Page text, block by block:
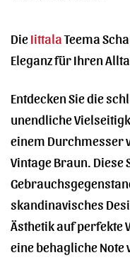
DieIittalaTeema
Eleganz für Ihren
Entdecken Sie die
unendliche
einem Durchmesser
Vintage Braun. Diese
skandinavisches
Ästhetik auf perfekte
eine behagliche Note